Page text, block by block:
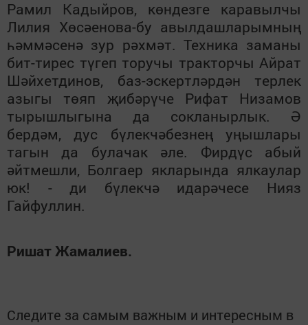
Рамил Кадыйров, көндезге каравылчы
Лилия Хөсәенова-бу авылдашларымның
һәммәсенә зур рәхмәт. Техника заманы
бит-тирес түгеп торучы тракторчы Айрат
Шәйхетдинов, баз-эскертләрдән терлек
азыгы төяп җибәрүче Рифат Низамов
тырышлыгына да сокланырлык. Ә
бердәм, дус бүлекчәбезнең уңышлары
тагын да булачак әле. Фирдүс абый
әйтмешли, Болгаер якларында ялкаулар
юк! - ди бүлекчә идарәчесе Нияз
Гайфуллин.
Ришат Жамалиев.
Следите за самым важным и интересным в